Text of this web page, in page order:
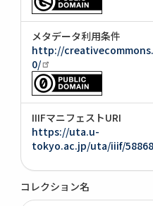
メタデータ利用条件
http://
0/
IIIFマニフェストURI
https://uta.u-
tokyo.ac.jp/uta/iiif/
コレクション名